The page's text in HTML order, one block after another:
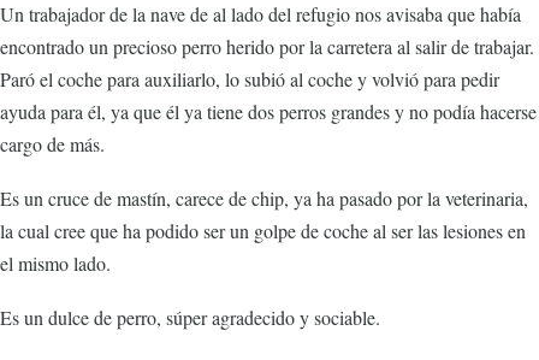
Un trabajador de la nave de al lado del refugio nos avisaba que había
encontrado un precioso perro herido por la carretera al salir de trabajar.
Paró el coche para auxiliarlo, lo subió al coche y volvió para pedir
ayuda para él, ya que él ya tiene dos perros grandes y no podía hacerse
cargo de más.
Es un cruce de mastín, carece de chip, ya ha pasado por la veterinaria,
la cual cree que ha podido ser un golpe de coche al ser las lesiones en
el mismo lado.
Es un dulce de perro, súper agradecido y sociable.